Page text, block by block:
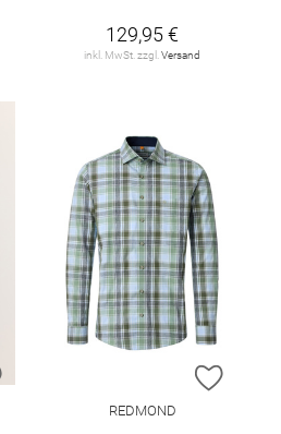
129,95 €
inkl. MwSt. zzgl. Versand
ZUR WUNSCHLISTE HINZUFÜGEN
ZUR
REDMOND